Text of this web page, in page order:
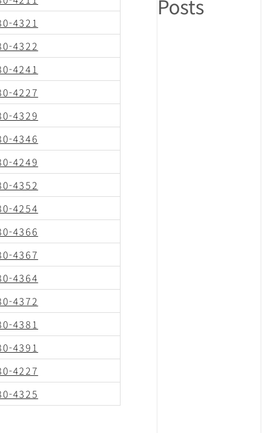
4321
4322
4241
4227
4329
4346
4249
4352
4254
4366
4367
4364
4372
4381
4391
4227
4325
Posts